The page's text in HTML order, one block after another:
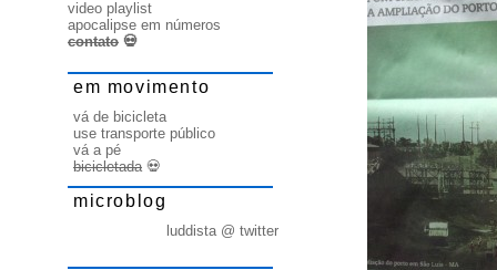
video playlist
apocalipse em números
contato 💀
em movimento
vá de bicicleta
use transporte público
vá a pé
bicicletada💀
microblog
luddista @ twitter